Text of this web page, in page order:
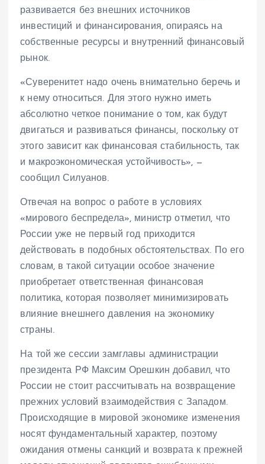
развивается без внешних источников
инвестиций и финансирования, опираясь на
собственные ресурсы и внутренний финансовый
рынок.
«Суверенитет надо очень внимательно беречь и
к нему относиться. Для этого нужно иметь
абсолютно четкое понимание о том, как будут
двигаться и развиваться финансы, поскольку от
этого зависит как финансовая стабильность, так
и макроэкономическая устойчивость», —
сообщил Силуанов.
Отвечая на вопрос о работе в условиях
«мирового беспредела», министр отметил, что
России уже не первый год приходится
действовать в подобных обстоятельствах. По его
словам, в такой ситуации особое значение
приобретает ответственная финансовая
политика, которая позволяет минимизировать
влияние внешнего давления на экономику
страны.
На той же сессии замглавы администрации
президента РФ Максим Орешкин добавил, что
России не стоит рассчитывать на возвращение
прежних условий взаимодействия с Западом.
Происходящие в мировой экономике изменения
носят фундаментальный характер, поэтому
ожидания отмены санкций и возврата к прежней